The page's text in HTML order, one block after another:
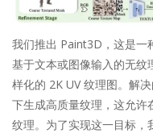
我们推出 Paint3D，这是一
基于文本或图像输入的无
样化的 2K UV 纹理图。解
下生成高质量纹理，这允许
纹理。为了实现这一目标，